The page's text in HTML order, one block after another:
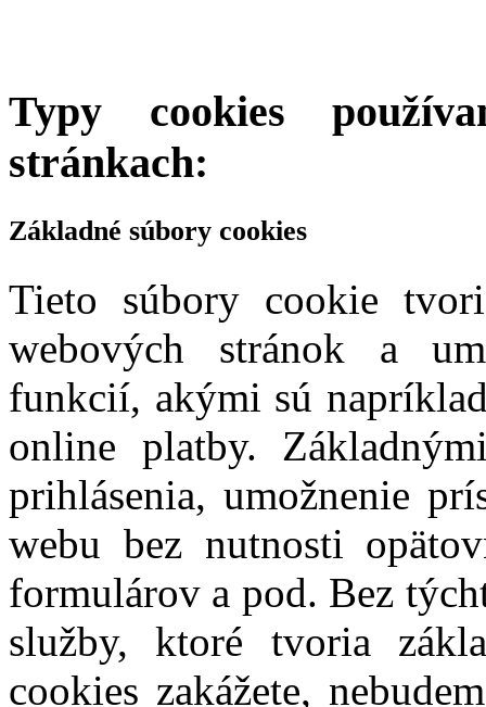
Typy cookies
stránkach:
Základné súbory cookies
Tieto súbory cookie
webových stránok a
funkcií, akými sú
online platby.
prihlásenia, umožnenie
webu bez nutnosti
formulárov a pod. Bez
služby, ktoré tvoria
cookies zakážete,